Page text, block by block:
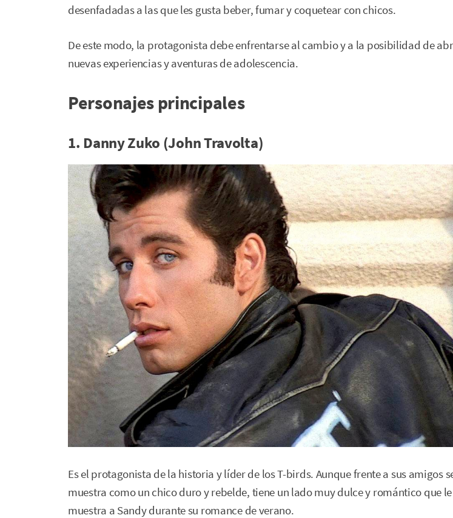
desenfadadas a las que les gusta beber, fumar y coquetear con chicos.
De este modo, la protagonista debe enfrentarse al cambio y a la posibilidad de
nuevas experiencias y aventuras de adolescencia.
Personajes principales
1. Danny Zuko (John Travolta)
Es el protagonista de la historia y líder de los T-birds. Aunque frente a sus amigos
muestra como un chico duro y rebelde, tiene un lado muy dulce y romántico que le
muestra a Sandy durante su romance de verano.